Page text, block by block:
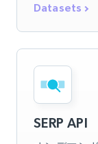
Datasets
SERP API